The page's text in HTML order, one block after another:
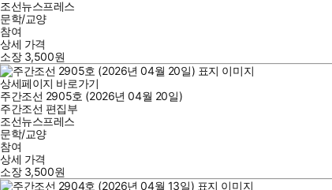
조선뉴스프레스
문학/교양
참여
상세 가격
소장 3,500원
상세페이지 바로가기
주간조선 2905호 (2026년 04월 20일)
주간조선 편집부
조선뉴스프레스
문학/교양
참여
상세 가격
소장 3,500원